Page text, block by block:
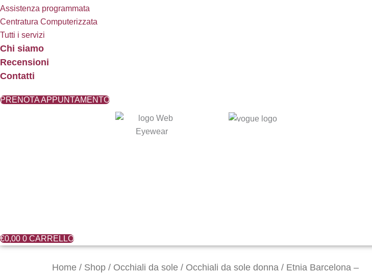
Assistenza programmata
Centratura Computerizzata
Tutti i servizi
Chi siamo
Recensioni
Contatti
PRENOTA APPUNTAMENTO
€0,00 0 CARRELLO
Home / Shop / Occhiali da sole / Occhiali da sole donna / Etnia Barcelona –
prezzo
prezzo
Barcelona